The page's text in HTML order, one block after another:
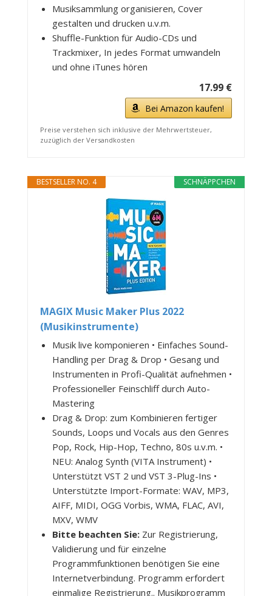
Musiksammlung organisieren, Cover
gestalten und drucken u.v.m.
Shuffle-Funktion für Audio-CDs und
Trackmixer, In jedes Format umwandeln
und ohne iTunes hören
17.99 €
Bei Amazon kaufen!
Preise verstehen sich inklusive der Mehrwertsteuer,
zuzüglich der Versandkosten
SCHNÄPPCHEN
BESTSELLER NO. 4
MAGIX Music Maker Plus 2022
(Musikinstrumente)
Musik live komponieren • Einfaches Sound-
Handling per Drag & Drop • Gesang und
Instrumenten in Profi-Qualität aufnehmen •
Professioneller Feinschliff durch Auto-
Mastering
Drag & Drop: zum Kombinieren fertiger
Sounds, Loops und Vocals aus den Genres
Pop, Rock, Hip-Hop, Techno, 80s u.v.m. •
NEU: Analog Synth (VITA Instrument) •
Unterstützt VST 2 und VST 3-Plug-Ins •
Unterstützte Import-Formate: WAV, MP3,
AIFF, MIDI, OGG Vorbis, WMA, FLAC, AVI,
MXV, WMV
Bitte beachten Sie: Zur Registrierung,
Validierung und für einzelne
Programmfunktionen benötigen Sie eine
Internetverbindung. Programm erfordert
einmalige Registrierung.. Musikprogramm